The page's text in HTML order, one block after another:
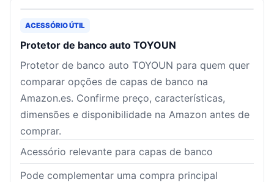
ACESSÓRIO ÚTIL
Protetor de banco auto TOYOUN
Protetor de banco auto TOYOUN para quem quer
comparar opções de capas de banco na
Amazon.es. Confirme preço, características,
dimensões e disponibilidade na Amazon antes de
comprar.
Acessório relevante para capas de banco
Pode complementar uma compra principal